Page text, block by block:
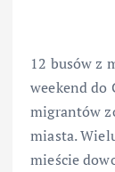
12 busów z
weekend do
migrantów
miasta.
mieście